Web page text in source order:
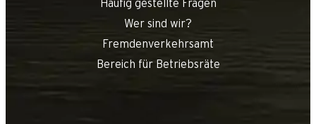
Häufig gestellte Fragen
Wer sind wir?
Fremdenverkehrsamt
Bereich für Betriebsräte